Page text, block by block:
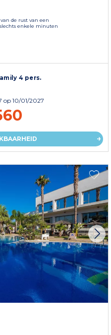
de rust van een
enkele minuten
4 pers.
op 10/01/2027